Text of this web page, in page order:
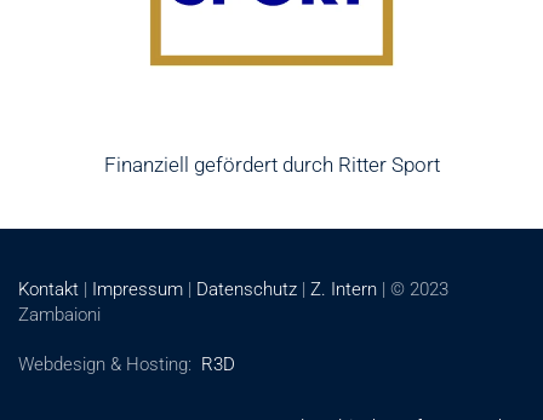
Finanziell gefördert durch Ritter Sport
Kontakt | Impressum | Datenschutz | Z. Intern | © 2023
Zambaioni
Webdesign & Hosting: R3D